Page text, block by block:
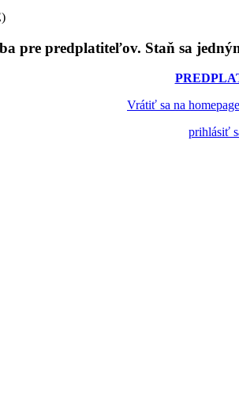
pre predplatiteľov. Staň sa
Vrátiť sa na
prihlásiť